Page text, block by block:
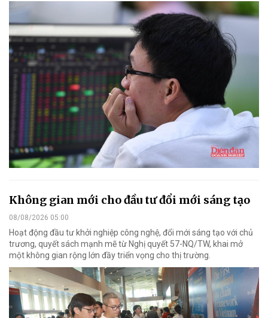
Không gian mới cho đầu tư đổi mới sáng tạo
08/08/2026 05:00
Hoạt động đầu tư khởi nghiệp công nghệ, đổi mới sáng tạo với chủ
trương, quyết sách mạnh mẽ từ Nghị quyết 57-NQ/TW, khai mở
một không gian rộng lớn đầy triển vọng cho thị trường.